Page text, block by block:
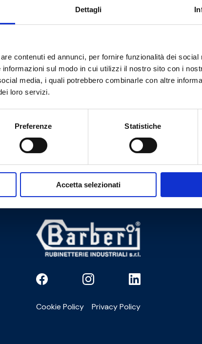
Dettagli
contenuti ed annunci, per fornire funzionalità dei social
sul modo in cui utilizzi il nostro sito con i
media, i quali potrebbero combinarle con altre
loro servizi.
Preferenze Statistiche
Accetta selezionati
трубы
Посмотреть изделия этой
Вам нужна помощь?
Cookie Policy Privacy Policy